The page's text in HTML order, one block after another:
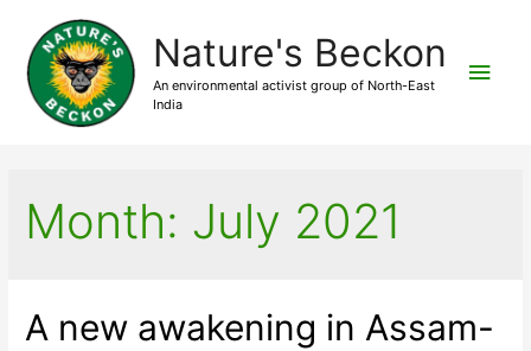
Nature's Beckon
An environmental activist group of North-East
India
Main
Month: July 2021
A new awakening in Assam-